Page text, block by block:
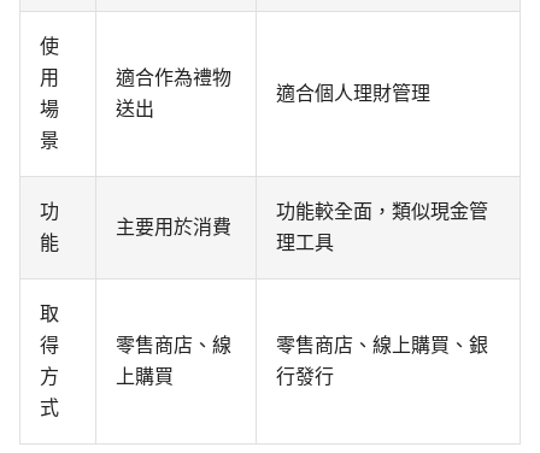
使
用
場
景
適合作為禮物
送出
適合個人理財管理
功
能
主要用於消費
功能較全面，類似現金管
理工具
取
得
方
式
零售商店、線
上購買
零售商店、線上購買、銀
行發行